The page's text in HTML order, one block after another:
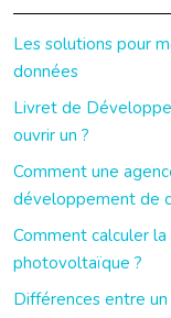
Les solutions pour
données
Livret de
ouvrir un ?
Comment une
développement de
Comment calculer
photovoltaïque ?
Différences entre